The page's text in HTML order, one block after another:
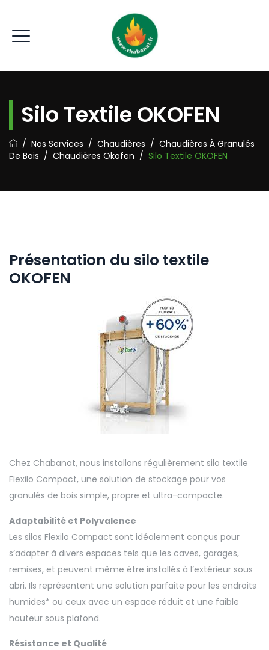
Silo Textile OKOFEN
/ Nos Services / Chaudières / Chaudières À Granulés
De Bois / Chaudières Okofen / Silo Textile OKOFEN
Présentation du silo textile
OKOFEN
Chez Chabanat, nous installons régulièrement silo textile
Flexilo Compact, une solution de stockage pour vos
granulés de bois simple, propre et ultra-compacte.
Adaptabilité et Polyvalence
Les silos Flexilo Compact sont idéalement conçus pour
s’adapter à divers espaces tels que les caves, garages,
remises, et peuvent même être installés à l’extérieur sous
abri. Ils représentent une solution parfaite pour les endroits
humides* ou ceux avec un espace réduit et une faible
hauteur sous plafond.
Résistance et Qualité